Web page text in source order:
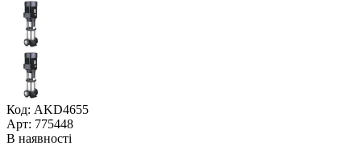
Код: AKD4655
Арт: 775448
В наявності